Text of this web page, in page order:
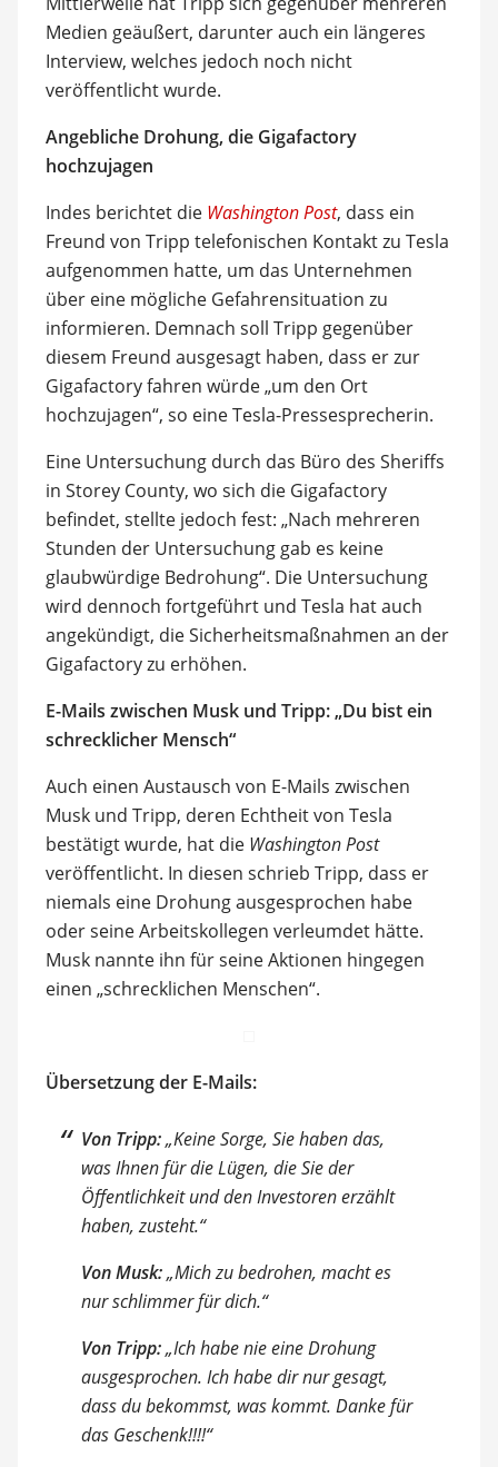
Medien geäußert, darunter auch ein längeres
Interview, welches jedoch noch nicht
veröffentlicht wurde.
Angebliche Drohung, die Gigafactory
hochzujagen
Indes berichtet die Washington Post, dass ein
Freund von Tripp telefonischen Kontakt zu Tesla
aufgenommen hatte, um das Unternehmen
über eine mögliche Gefahrensituation zu
informieren. Demnach soll Tripp gegenüber
diesem Freund ausgesagt haben, dass er zur
Gigafactory fahren würde „um den Ort
hochzujagen“, so eine Tesla-Pressesprecherin.
Eine Untersuchung durch das Büro des Sheriffs
in Storey County, wo sich die Gigafactory
befindet, stellte jedoch fest: „Nach mehreren
Stunden der Untersuchung gab es keine
glaubwürdige Bedrohung“. Die Untersuchung
wird dennoch fortgeführt und Tesla hat auch
angekündigt, die Sicherheitsmaßnahmen an der
Gigafactory zu erhöhen.
E-Mails zwischen Musk und Tripp: „Du bist ein
schrecklicher Mensch“
Auch einen Austausch von E-Mails zwischen
Musk und Tripp, deren Echtheit von Tesla
bestätigt wurde, hat die Washington Post
veröffentlicht. In diesen schrieb Tripp, dass er
niemals eine Drohung ausgesprochen habe
oder seine Arbeitskollegen verleumdet hätte.
Musk nannte ihn für seine Aktionen hingegen
einen „schrecklichen Menschen“.
Übersetzung der E-Mails:
Von Tripp:„Keine Sorge, Sie haben das,
was Ihnen für die Lügen, die Sie der
Öffentlichkeit und den Investoren erzählt
haben, zusteht.“
Von Musk:„Mich zu bedrohen, macht es
nur schlimmer für dich.“
Von Tripp:„Ich habe nie eine Drohung
ausgesprochen. Ich habe dir nur gesagt,
dass du bekommst, was kommt. Danke für
das Geschenk!!!!“